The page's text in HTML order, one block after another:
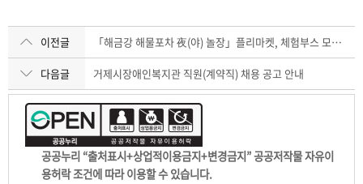
이전글 「해금강 해물포차 夜(야) 놀장」플리마켓, 체험부스 모집 (도장포권역 어촌신활력증진사업)
다음글 거제시장애인복지관 직원(계약직) 채용 공고 안내
공공누리 “출처표시+상업적이용금지+변경금지” 공공저작물 자유이
용허락 조건에 따라 이용할 수 있습니다.